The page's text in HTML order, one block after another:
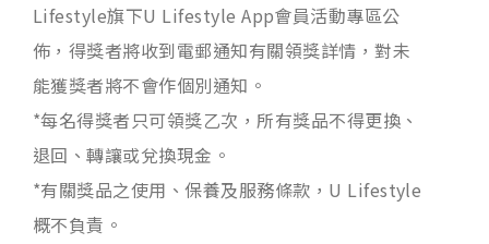
Lifestyle旗下U Lifestyle App會員活動專區公
佈，得獎者將收到電郵通知有關領獎詳情，對未
能獲獎者將不會作個別通知。
*每名得獎者只可領獎乙次，所有獎品不得更換、
退回、轉讓或兌換現金。
*有關獎品之使用、保養及服務條款，U Lifestyle
概不負責。